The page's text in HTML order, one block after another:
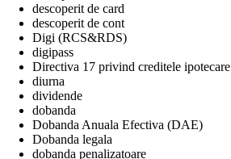
descoperit de card
descoperit de cont
Digi (RCS&RDS)
digipass
Directiva 17 privind creditele ipotecare
diurna
dividende
dobanda
Dobanda Anuala Efectiva (DAE)
Dobanda legala
dobanda penalizatoare